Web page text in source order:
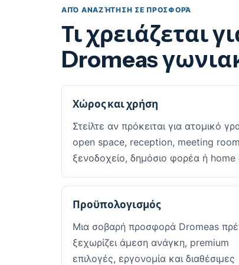
ΑΠΌ ΑΝΑΖΉΤΗΣΗ ΣΕ ΠΡΟΣΦΟΡΆ
Τι χρειάζεται
Dromeas
Χώρος και χρήση
Στείλτε αν πρόκειται για ατομικό
open space, reception, meeting
ξενοδοχείο, δημόσιο φορέα ή
Προϋπολογισμός
Μια σοβαρή προσφορά Dromeas
ξεχωρίζει άμεση ανάγκη, premium
επιλογές, εργονομία και διαθέσιμες